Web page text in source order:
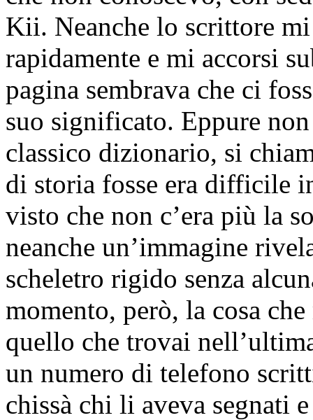
Kii. Neanche lo scrittore
rapidamente e mi accorsi
pagina sembrava che ci
suo significato. Eppure
classico dizionario, si
di storia fosse era difficile
visto che non c’era più la
neanche un’immagine
scheletro rigido senza
momento, però, la cosa
quello che trovai
un numero di telefono
chissà chi li aveva segnati